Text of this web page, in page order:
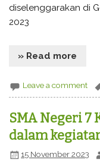
diselenggarakan di
2023
» Read more
Leave a comment
SMA Negeri 7
dalam
15 November 2023